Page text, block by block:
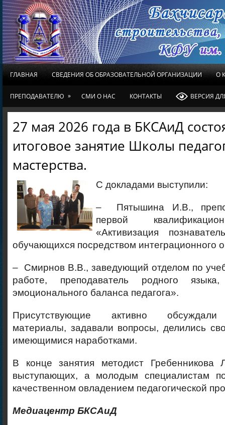
ГЛАВНАЯ СВЕДЕНИЯ ОБ ОБРАЗОВАТЕЛЬНОЙ ОРГАНИЗАЦИИ О
ПРЕПОДАВАТЕЛЮ » СМИ О НАС КОНТАКТЫ ВЕРСИЯ
27 мая 2026 года в БКСАиД
итоговое занятие Школы
мастерства.
С докладами выступили:
– Пятышина И.В.,
первой
«Активизация
обучающихся посредством интеграционного
– Смирнов В.В., заведующий отделом по
работе, преподаватель родного языка,
эмоционального баланса педагога».
Присутствующие активно обсуждали
материалы, задавали вопросы, делились
имеющимися наработками.
В конце занятия методист Гребенникова
выступающих, а молодым специалистам
качественном овладением педагогической
Медиацентр БКСАиД